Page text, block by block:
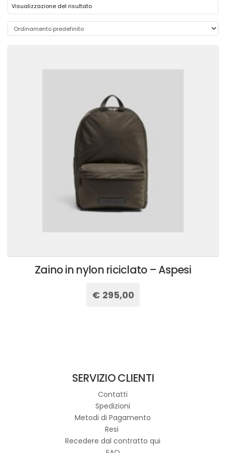
Visualizzazione del risultato
Zaino in nylon riciclato – Aspesi
€ 295,00
opzioni
possono
essere
scelte
nella
pagina
del
SERVIZIO CLIENTI
Contatti
Spedizioni
Metodi di Pagamento
Resi
Recedere dal contratto qui